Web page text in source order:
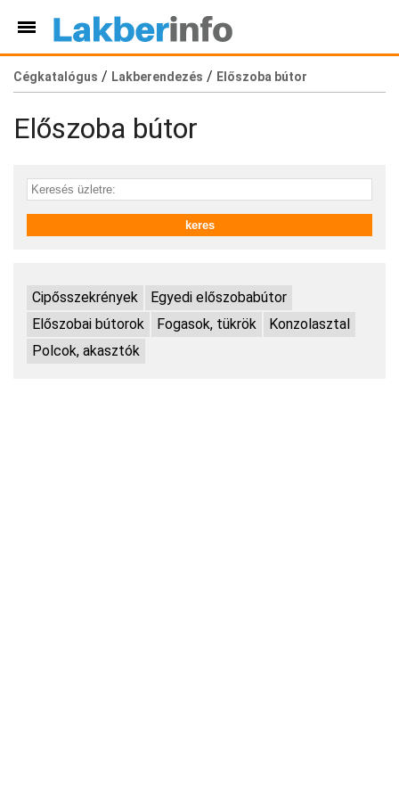
Cégkatalógus / Lakberendezés / Előszoba bútor
Előszoba bútor
Cipősszekrények
Egyedi előszobabútor
Előszobai bútorok
Fogasok, tükrök
Konzolasztal
Polcok, akasztók